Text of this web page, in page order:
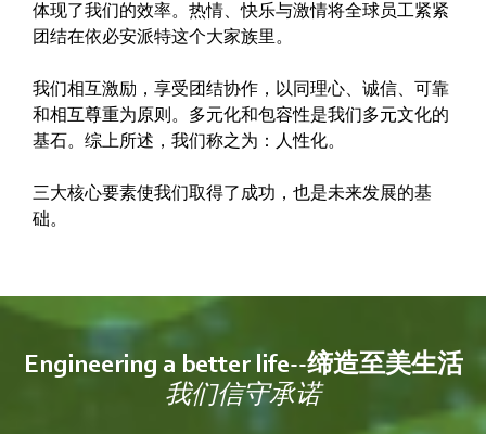
体现了我们的效率。热情、快乐与激情将全球员工紧紧
团结在依必安派特这个大家族里。
我们相互激励，享受团结协作，以同理心、诚信、可靠
和相互尊重为原则。多元化和包容性是我们多元文化的
基石。综上所述，我们称之为：人性化。
三大核心要素使我们取得了成功，也是未来发展的基
础。
Engineering a better life--缔造至美生活
我们信守承诺